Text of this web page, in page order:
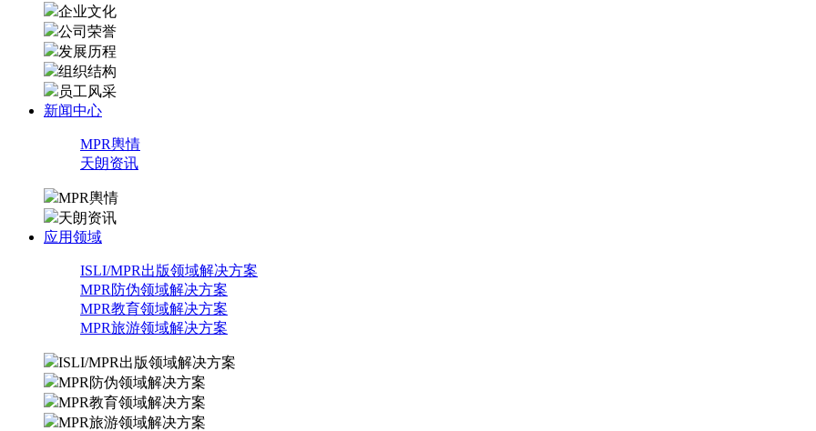
企业文化
公司荣誉
发展历程
组织结构
员工风采
新闻中心
MPR輿情
天朗资讯
MPR輿情
天朗资讯
应用领域
ISLI/MPR出版领域解决方案
MPR防伪领域解决方案
MPR教育领域解决方案
MPR旅游领域解决方案
ISLI/MPR出版领域解决方案
MPR防伪领域解决方案
MPR教育领域解决方案
MPR旅游领域解决方案